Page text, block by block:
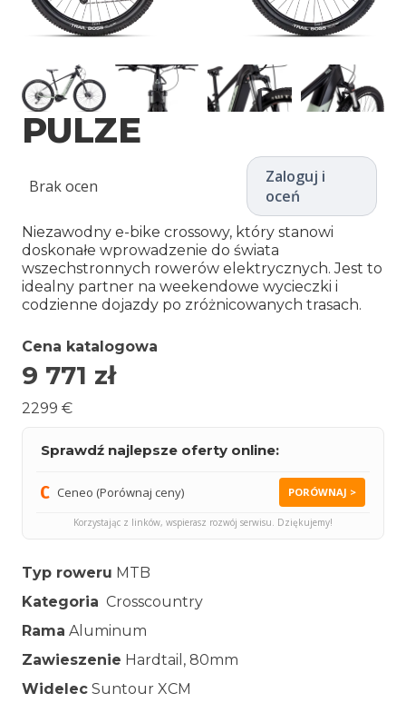
PULZE
Brak ocen
Zaloguj i
oceń
Niezawodny e-bike crossowy, który stanowi
doskonałe wprowadzenie do świata
wszechstronnych rowerów elektrycznych. Jest to
idealny partner na weekendowe wycieczki i
codzienne dojazdy po zróżnicowanych trasach.
Cena katalogowa
9 771 zł
2299 €
Sprawdź najlepsze oferty online:
Ceneo (Porównaj ceny) PORÓWNAJ >
Korzystając z linków, wspierasz rozwój serwisu. Dziękujemy!
Typ roweru MTB
Kategoria Crosscountry
Rama Aluminum
Zawieszenie Hardtail, 80mm
Widelec Suntour XCM